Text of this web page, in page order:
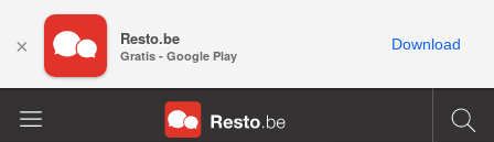
× Resto.be
Gratis - Google Play
Download